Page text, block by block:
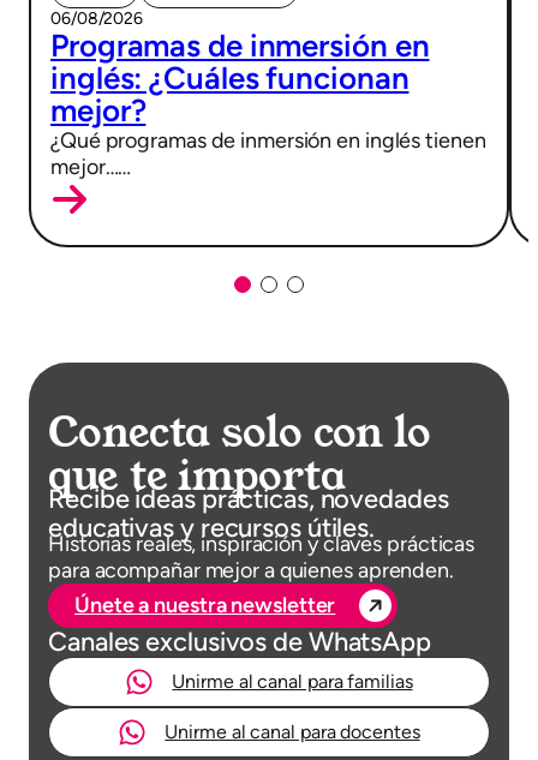
06/08/2026
Programas de inmersión en
inglés: ¿Cuáles funcionan
mejor?
¿Qué programas de inmersión en inglés tienen
mejor……
Conecta solo con lo
que te importa
Recibe ideas prácticas, novedades
educativas y recursos útiles.
Historias reales, inspiración y claves prácticas
para acompañar mejor a quienes aprenden.
Únete a nuestra newsletter
Canales exclusivos de WhatsApp
Unirme al canal para familias
Unirme al canal para docentes